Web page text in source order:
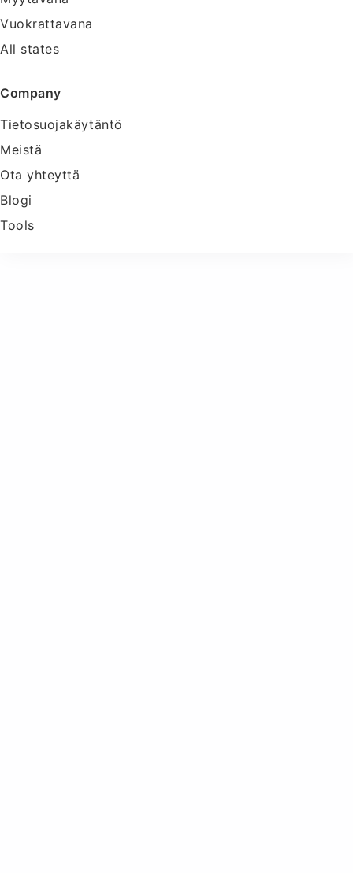
Vuokrattavana
All states
Company
Tietosuojakäytäntö
Meistä
Ota yhteyttä
Blogi
Tools